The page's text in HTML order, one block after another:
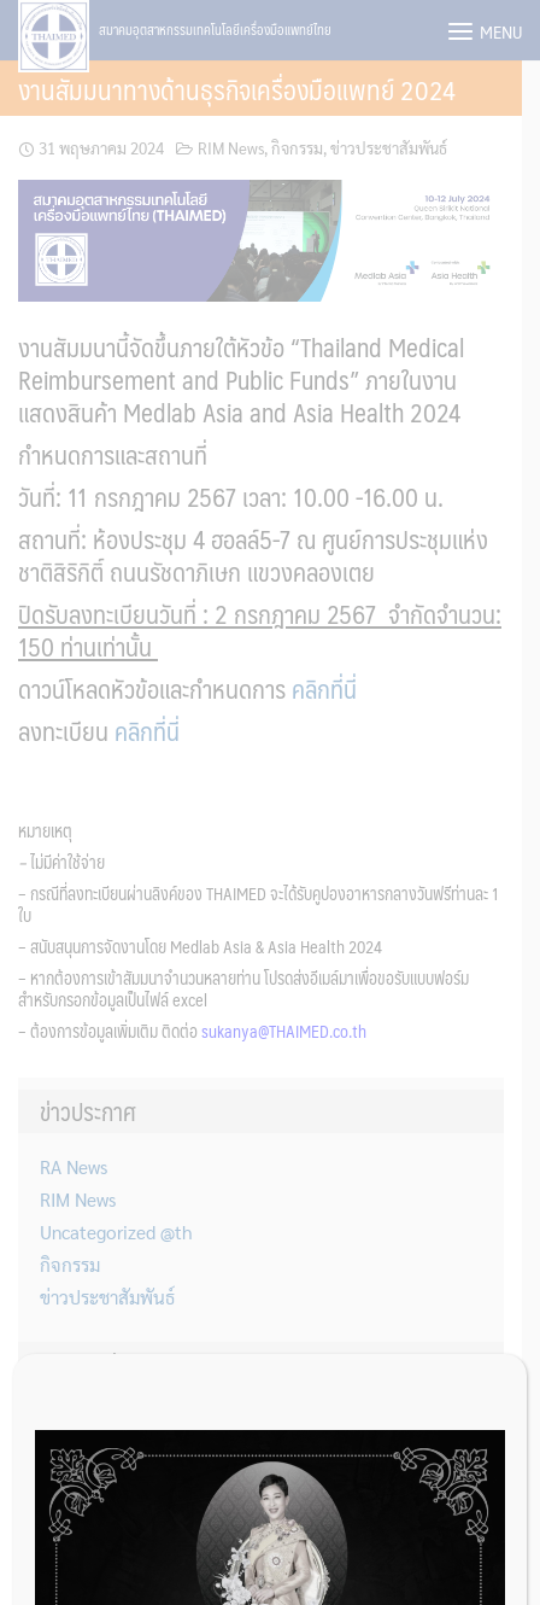
Skip
content
สมาคมอุตสาหกรรมเทคโนโลยีเครื่องมือแพทย์ไทย MENU
งานสัมมนาทางด้านธุรกิจเครื่องมือแพทย์ 2024
31 พฤษภาคม 2024 RIM News, กิจกรรม, ข่าวประชาสัมพันธ์
งานสัมมนานี้จัดขึ้นภายใต้หัวข้อ “Thailand Medical
Reimbursement and Public Funds”ภายในงาน
แสดงสินค้า Medlab Asia and Asia Health 2024
กำหนดการและสถานที่
วันที่: 11 กรกฎาคม 2567 เวลา: 10.00 -16.00 น.
สถานที่: ห้องประชุม 4 ฮอลล์5-7 ณ ศูนย์การประชุมแห่ง
ชาติสิริกิติ์ ถนนรัชดาภิเษก แขวงคลองเตย
ปิดรับลงทะเบียนวันที่ : 2 กรกฎาคม 2567 จำกัดจำนวน:
150 ท่านเท่านั้น
ดาวน์โหลดหัวข้อและกำหนดการคลิกที่นี่
ลงทะเบียน คลิกที่นี่
หมายเหตุ
–ไม่มีค่าใช้จ่าย
– กรณีที่ลงทะเบียนผ่านลิงค์ของ THAIMED จะได้รับคูปองอาหารกลางวันฟรีท่านละ 1
ใบ
– สนับสนุนการจัดงานโดย Medlab Asia & Asia Health 2024
– หากต้องการเข้าสัมมนาจำนวนหลายท่าน โปรดส่งอีเมล์มาเพื่อขอรับแบบฟอร์ม
สำหรับกรอกข้อมูลเป็นไฟล์ excel
– ต้องการข้อมูลเพิ่มเติม ติดต่อsukanya@THAIMED.co.th
ข่าวประกาศ
RA News
RIM News
Uncategorized @th
กิจกรรม
ข่าวประชาสัมพันธ์
ประกาศล่าสุด
THAIMED นำส่งรายการใหม่ของกรมบัญชีกลาง สำหรับการต่อรอง
ราคารายการอวัยวะเทียมและอุปกรณ์ในการบำบัดรักษาโรค จำนวน 25
รายการ
31 กรกฎาคม 2026